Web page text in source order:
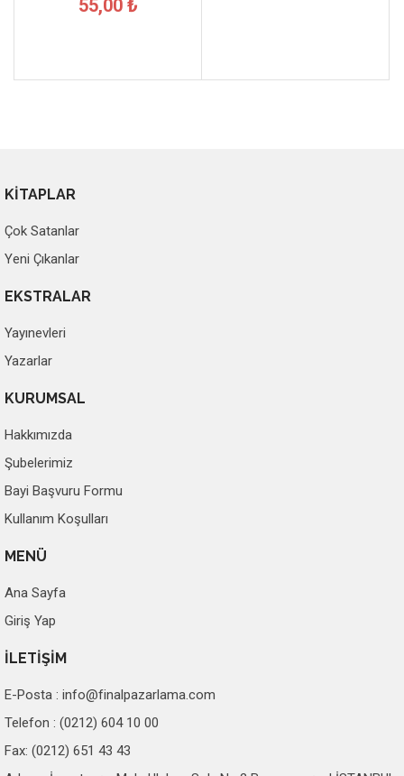
55,00 ₺
KİTAPLAR
Çok Satanlar
Yeni Çıkanlar
EKSTRALAR
Yayınevleri
Yazarlar
KURUMSAL
Hakkımızda
Şubelerimiz
Bayi Başvuru Formu
Kullanım Koşulları
MENÜ
Ana Sayfa
Giriş Yap
İLETİŞİM
E-Posta : info@finalpazarlama.com
Telefon : (0212) 604 10 00
Fax: (0212) 651 43 43